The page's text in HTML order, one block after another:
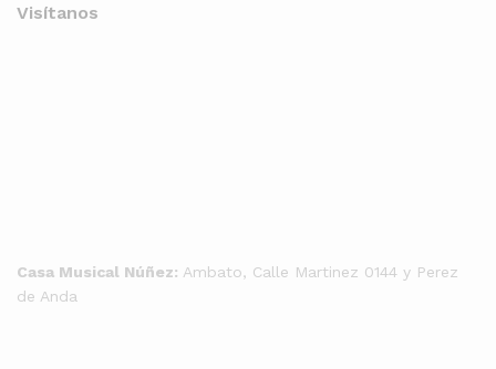
Visítanos
Casa Musical Núñez: Ambato, Calle Martinez 0144 y Perez
de Anda